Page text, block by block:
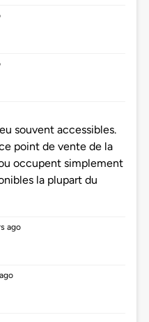
souvent accessibles.
point de vente de la
occupent simplement
la plupart du
ago